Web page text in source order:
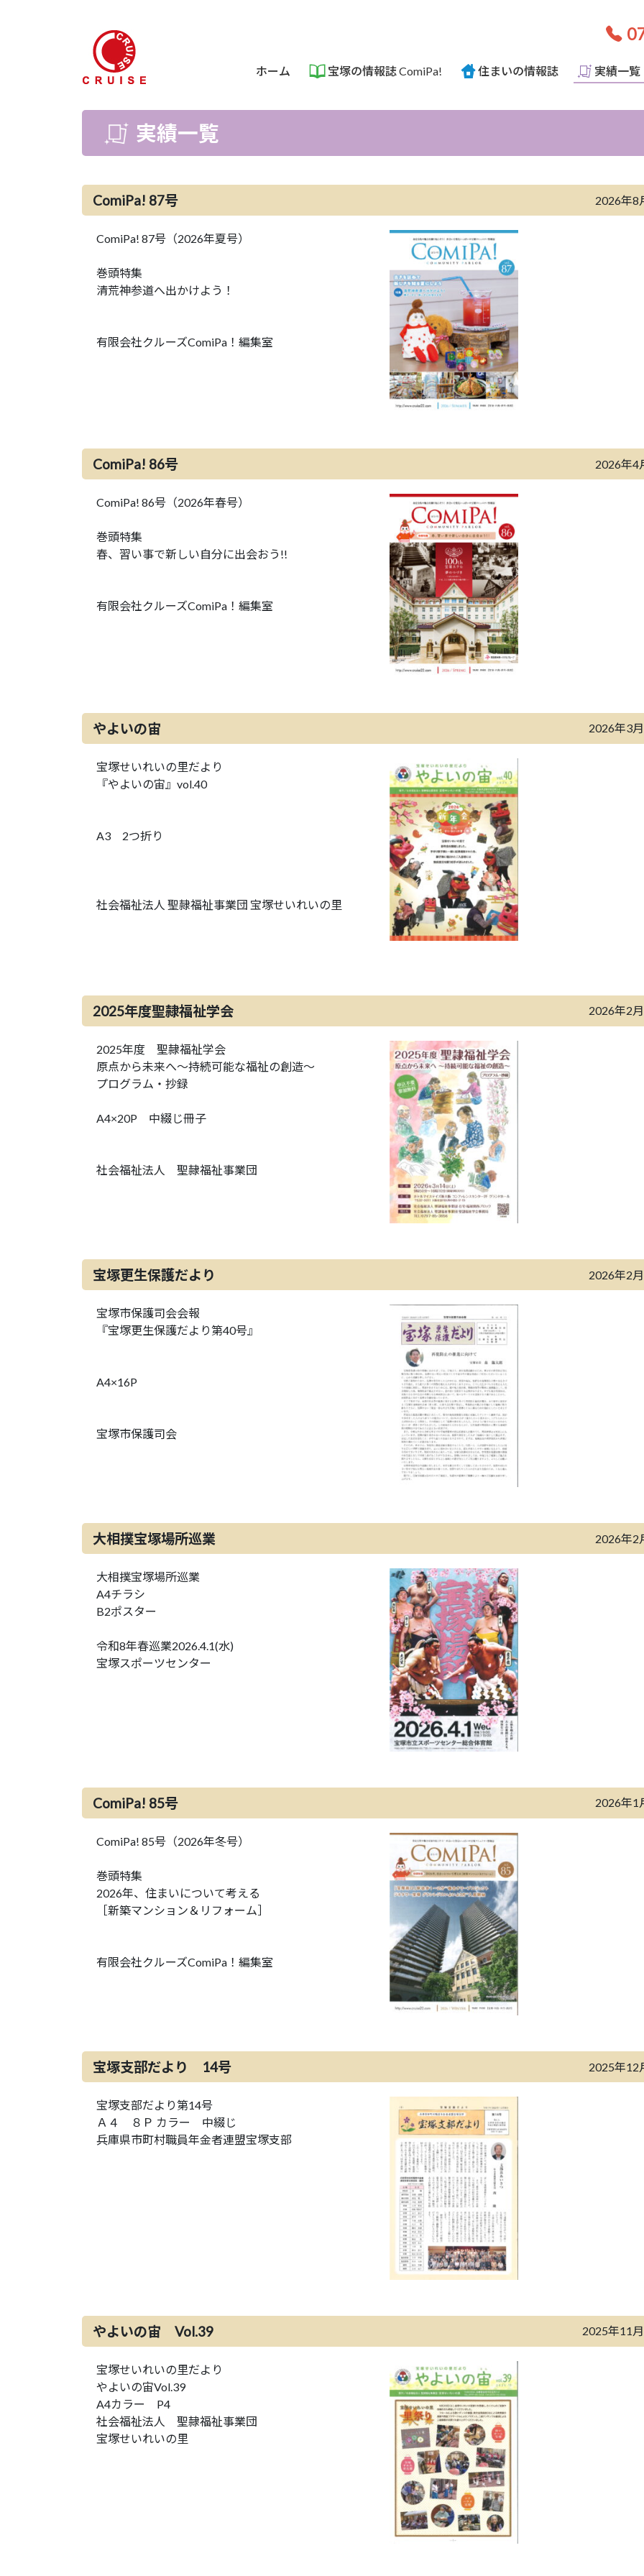
ホーム 宝塚の情報誌 ComiPa! 住まいの情報誌 実績一覧
実績一覧
ComiPa! 87号 2026年8
ComiPa! 87号（2026年夏号）
巻頭特集
清荒神参道へ出かけよう！
有限会社クルーズComiPa！編集室
ComiPa! 86号 2026年4
ComiPa! 86号（2026年春号）
巻頭特集
春、習い事で新しい自分に出会おう!!
有限会社クルーズComiPa！編集室
やよいの宙 2026年3
宝塚せいれいの里だより
『やよいの宙』vol.40
A3 2つ折り
社会福祉法人 聖隷福祉事業団 宝塚せいれいの里
2025年度聖隷福祉学会 2026年2
2025年度 聖隷福祉学会
原点から未来へ～持続可能な福祉の創造～
プログラム・抄録
A4×20P 中綴じ冊子
社会福祉法人 聖隷福祉事業団
宝塚更生保護だより 2026年2
宝塚市保護司会会報
『宝塚更生保護だより第40号』
A4×16P
宝塚市保護司会
大相撲宝塚場所巡業 2026年2
大相撲宝塚場所巡業
A4チラシ
B2ポスター
令和8年春巡業2026.4.1(水)
宝塚スポーツセンター
ComiPa! 85号 2026年1
ComiPa! 85号（2026年冬号）
巻頭特集
2026年、住まいについて考える
［新築マンション＆リフォーム］
有限会社クルーズComiPa！編集室
宝塚支部だより 14号 2025年12
宝塚支部だより第14号
Ａ４ ８Ｐ カラー 中綴じ
兵庫県市町村職員年金者連盟宝塚支部
やよいの宙 Vol.39 2025年11
宝塚せいれいの里だより
やよいの宙Vol.39
A4カラー P4
社会福祉法人 聖隷福祉事業団
宝塚せいれいの里